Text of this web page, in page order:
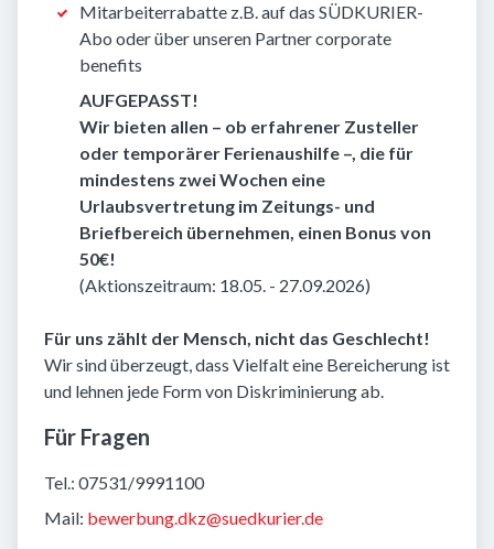
Mitarbeiterrabatte z.B. auf das SÜDKURIER-
Abo oder über unseren Partner corporate
benefits
AUFGEPASST!
Wir bieten allen – ob erfahrener Zusteller
oder temporärer Ferienaushilfe –, die für
mindestens zwei Wochen eine
Urlaubsvertretung im Zeitungs- und
Briefbereich übernehmen, einen Bonus von
50€!
(Aktionszeitraum: 18.05. - 27.09.2026)
Für uns zählt der Mensch, nicht das Geschlecht!
Wir sind überzeugt, dass Vielfalt eine Bereicherung ist
und lehnen jede Form von Diskriminierung ab.
Für Fragen
Tel.: 07531/9991100
Mail: bewerbung.dkz@suedkurier.de